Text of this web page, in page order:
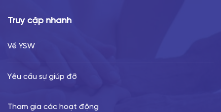
Truy cập nhanh
Về YSW
Yêu cầu sự giúp đỡ
Tham gia các hoạt động